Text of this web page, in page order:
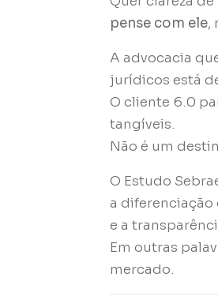
pense com ele,
A advocacia
jurídicos está
O cliente 6.0
tangíveis.
Não é um
O Estudo
a
e a
Em outras
mercado.